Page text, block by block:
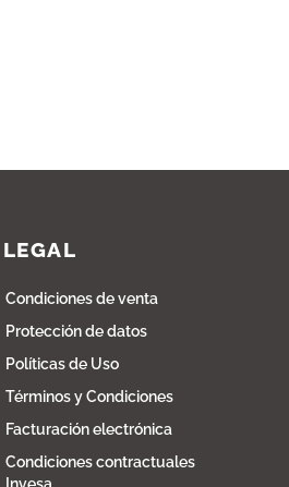
LEGAL
Condiciones de venta
Protección de datos
Políticas de Uso
Términos y Condiciones
Facturación electrónica
Condiciones contractuales